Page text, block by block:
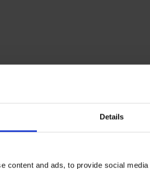
Details
content and ads, to provide social